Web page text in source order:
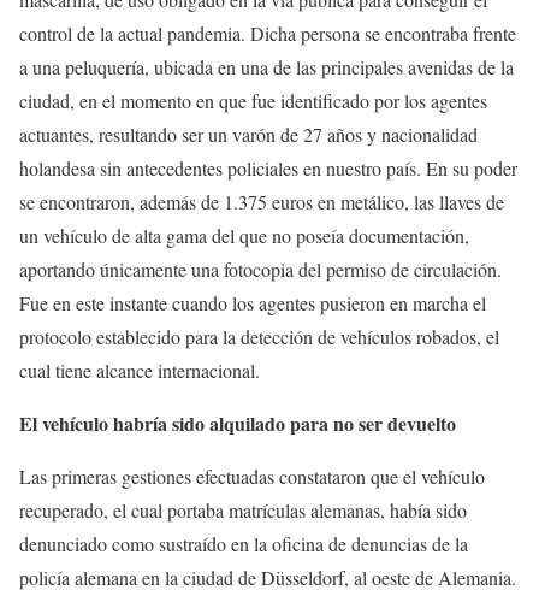
control de la actual pandemia. Dicha persona se encontraba frente
a una peluquería, ubicada en una de las principales avenidas de la
ciudad, en el momento en que fue identificado por los agentes
actuantes, resultando ser un varón de 27 años y nacionalidad
holandesa sin antecedentes policiales en nuestro país. En su poder
se encontraron, además de 1.375 euros en metálico, las llaves de
un vehículo de alta gama del que no poseía documentación,
aportando únicamente una fotocopia del permiso de circulación.
Fue en este instante cuando los agentes pusieron en marcha el
protocolo establecido para la detección de vehículos robados, el
cual tiene alcance internacional.
El vehículo habría sido alquilado para no ser devuelto
Las primeras gestiones efectuadas constataron que el vehículo
recuperado, el cual portaba matrículas alemanas, había sido
denunciado como sustraído en la oficina de denuncias de la
policía alemana en la ciudad de Düsseldorf, al oeste de Alemania.